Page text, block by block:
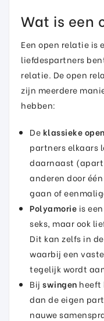
Wat is een
Een open relatie is
liefdespartners
relatie. De open
zijn meerdere
hebben:
De klassieke
partners elkaars
daarnaast (apart
anderen door
gaan of
Polyamorie is
seks, maar ook
Dit kan zelfs in
waarbij een
tegelijk wordt
Bij swingen heeft
dan de eigen
nauwe